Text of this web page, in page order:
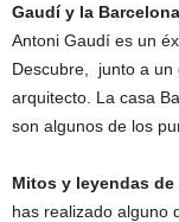
Gaudí y la
Antoni Gaudí es un
Descubre, junto a un
arquitecto. La casa
son algunos de los
Mitos y leyendas
has realizado alguno